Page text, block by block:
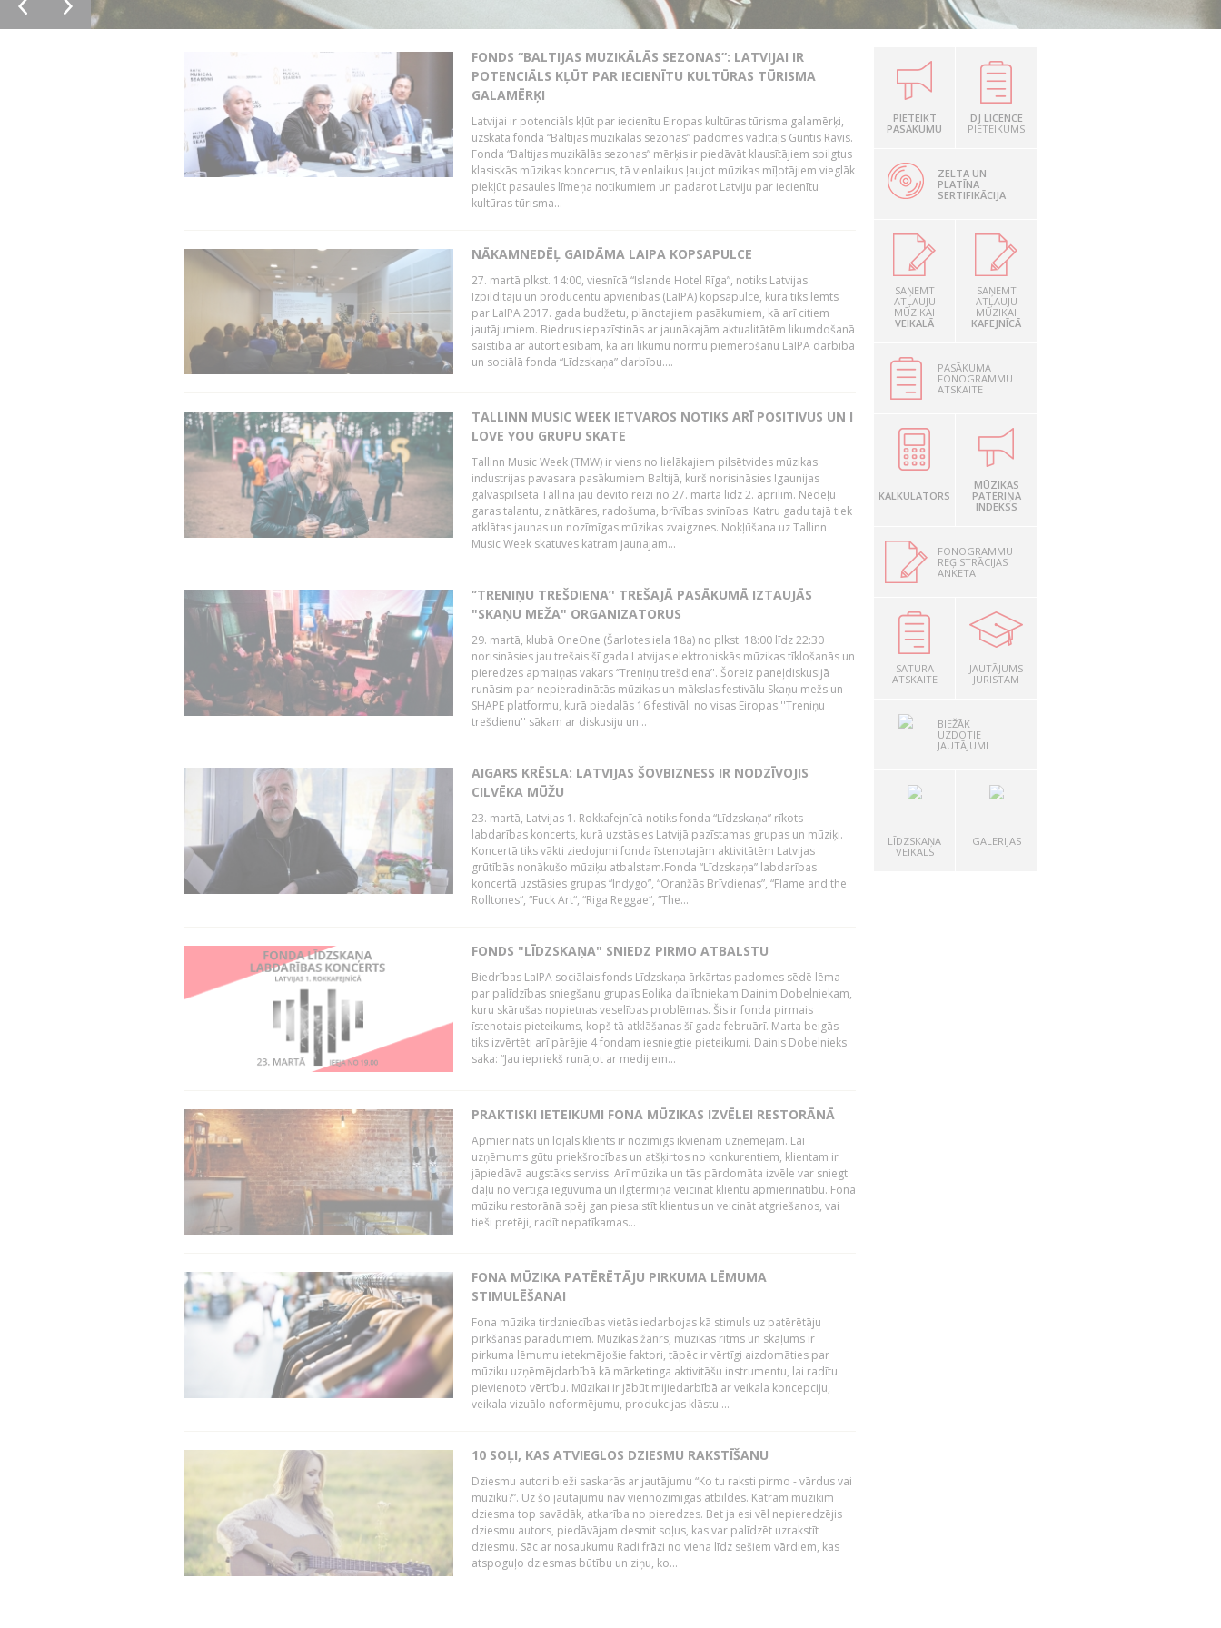
FONDS “BALTIJAS MUZIKĀLĀS SEZONAS”: LATVIJAI IR
POTENCIĀLS KĻŪT PAR IECIENĪTU KULTŪRAS TŪRISMA
GALAMĒRĶI
Latvijai ir potenciāls kļūt par iecienītu Eiropas kultūras tūrisma galamērķi,
uzskata fonda “Baltijas muzikālās sezonas” padomes vadītājs Guntis Rāvis.
Fonda “Baltijas muzikālās sezonas” mērķis ir piedāvāt klausītājiem spilgtus
klasiskās mūzikas koncertus, tā vienlaikus ļaujot mūzikas mīļotājiem vieglāk
piekļūt pasaules līmeņa notikumiem un padarot Latviju par iecienītu
kultūras tūrisma...
NĀKAMNEDĒĻ GAIDĀMA LAIPA KOPSAPULCE
27. martā plkst. 14:00, viesnīcā “Islande Hotel Rīga”, notiks Latvijas
Izpildītāju un producentu apvienības (LaIPA) kopsapulce, kurā tiks lemts
par LaIPA 2017. gada budžetu, plānotajiem pasākumiem, kā arī citiem
jautājumiem. Biedrus iepazīstinās ar jaunākajām aktualitātēm likumdošanā
saistībā ar autortiesībām, kā arī likumu normu piemērošanu LaIPA darbībā
un sociālā fonda “Līdzskaņa” darbību....
TALLINN MUSIC WEEK IETVAROS NOTIKS ARĪ POSITIVUS UN I
LOVE YOU GRUPU SKATE
Tallinn Music Week (TMW) ir viens no lielākajiem pilsētvides mūzikas
industrijas pavasara pasākumiem Baltijā, kurš norisināsies Igaunijas
galvaspilsētā Tallinā jau devīto reizi no 27. marta līdz 2. aprīlim. Nedēļu
garas talantu, zinātkāres, radošuma, brīvības svinības. Katru gadu tajā tiek
atklātas jaunas un nozīmīgas mūzikas zvaigznes. Nokļūšana uz Tallinn
Music Week skatuves katram jaunajam...
‘’TRENIŅU TREŠDIENA’' TREŠAJĀ PASĀKUMĀ IZTAUJĀS
"SKAŅU MEŽA" ORGANIZATORUS
29. martā, klubā OneOne (Šarlotes iela 18a) no plkst. 18:00 līdz 22:30
norisināsies jau trešais šī gada Latvijas elektroniskās mūzikas tīklošanās un
pieredzes apmaiņas vakars ‘’Treniņu trešdiena’'. Šoreiz paneļdiskusijā
runāsim par nepieradinātās mūzikas un mākslas festivālu Skaņu mežs un
SHAPE platformu, kurā piedalās 16 festivāli no visas Eiropas.''Treniņu
trešdienu'' sākam ar diskusiju un...
AIGARS KRĒSLA: LATVIJAS ŠOVBIZNESS IR NODZĪVOJIS
CILVĒKA MŪŽU
23. martā, Latvijas 1. Rokkafejnīcā notiks fonda “Līdzskaņa” rīkots
labdarības koncerts, kurā uzstāsies Latvijā pazīstamas grupas un mūziķi.
Koncertā tiks vākti ziedojumi fonda īstenotajām aktivitātēm Latvijas
grūtībās nonākušo mūziķu atbalstam.Fonda “Līdzskaņa” labdarības
koncertā uzstāsies grupas “Indygo”, “Oranžās Brīvdienas”, “Flame and the
Rolltones“, “Fuck Art“, “Riga Reggae“, “The...
FONDS "LĪDZSKAŅA" SNIEDZ PIRMO ATBALSTU
Biedrības LaIPA sociālais fonds Līdzskaņa ārkārtas padomes sēdē lēma
par palīdzības sniegšanu grupas Eolika dalībniekam Dainim Dobelniekam,
kuru skārušas nopietnas veselības problēmas. Šis ir fonda pirmais
īstenotais pieteikums, kopš tā atklāšanas šī gada februārī. Marta beigās
tiks izvērtēti arī pārējie 4 fondam iesniegtie pieteikumi. Dainis Dobelnieks
saka: “Jau iepriekš runājot ar medijiem...
PRAKTISKI IETEIKUMI FONA MŪZIKAS IZVĒLEI RESTORĀNĀ
Apmierināts un lojāls klients ir nozīmīgs ikvienam uzņēmējam. Lai
uzņēmums gūtu priekšrocības un atšķirtos no konkurentiem, klientam ir
jāpiedāvā augstāks serviss. Arī mūzika un tās pārdomāta izvēle var sniegt
daļu no vērtīga ieguvuma un ilgtermiņā veicināt klientu apmierinātību. Fona
mūziku restorānā spēj gan piesaistīt klientus un veicināt atgriešanos, vai
tieši pretēji, radīt nepatīkamas...
FONA MŪZIKA PATĒRĒTĀJU PIRKUMA LĒMUMA
STIMULĒŠANAI
Fona mūzika tirdzniecības vietās iedarbojas kā stimuls uz patērētāju
pirkšanas paradumiem. Mūzikas žanrs, mūzikas ritms un skaļums ir
pirkuma lēmumu ietekmējošie faktori, tāpēc ir vērtīgi aizdomāties par
mūziku uzņēmējdarbībā kā mārketinga aktivitāšu instrumentu, lai radītu
pievienoto vērtību. Mūzikai ir jābūt mijiedarbībā ar veikala koncepciju,
veikala vizuālo noformējumu, produkcijas klāstu....
10 SOĻI, KAS ATVIEGLOS DZIESMU RAKSTĪŠANU
Dziesmu autori bieži saskarās ar jautājumu “Ko tu raksti pirmo - vārdus vai
mūziku?”. Uz šo jautājumu nav viennozīmīgas atbildes. Katram mūziķim
dziesma top savādāk, atkarība no pieredzes. Bet ja esi vēl nepieredzējis
dziesmu autors, piedāvājam desmit soļus, kas var palīdzēt uzrakstīt
dziesmu. Sāc ar nosaukumu Radi frāzi no viena līdz sešiem vārdiem, kas
atspoguļo dziesmas būtību un ziņu, ko...
PIETEIKT
PASĀKUMU
DJ LICENCE
PIETEIKUMS
ZELTA UN
PLATĪNA
SERTIFIKĀCIJA
SAŅEMT
ATĻAUJU
MŪZIKAI
VEIKALĀ
SAŅEMT
ATĻAUJU
MŪZIKAI
KAFEJNĪCĀ
PASĀKUMA
FONOGRAMMU
ATSKAITE
KALKULATORS
MŪZIKAS
PATĒRIŅA
INDEKSS
FONOGRAMMU
REĢISTRĀCIJAS
ANKETA
SATURA
ATSKAITE
JAUTĀJUMS
JURISTAM
BIEŽĀK
UZDOTIE
JAUTĀJUMI
LĪDZSKAŅA
VEIKALS
GALERIJAS